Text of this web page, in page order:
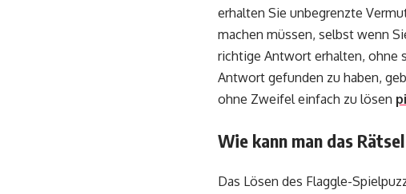
erhalten Sie unbegrenzte
machen müssen, selbst wenn
richtige Antwort erhalten, ohne
Antwort gefunden zu haben,
ohne Zweifel einfach zu lösen
Wie kann man das
Das Lösen des Flaggle-